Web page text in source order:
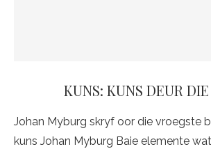
KUNS: KUNS DEUR
Johan Myburg skryf oor die vroegste
kuns Johan Myburg Baie elemente